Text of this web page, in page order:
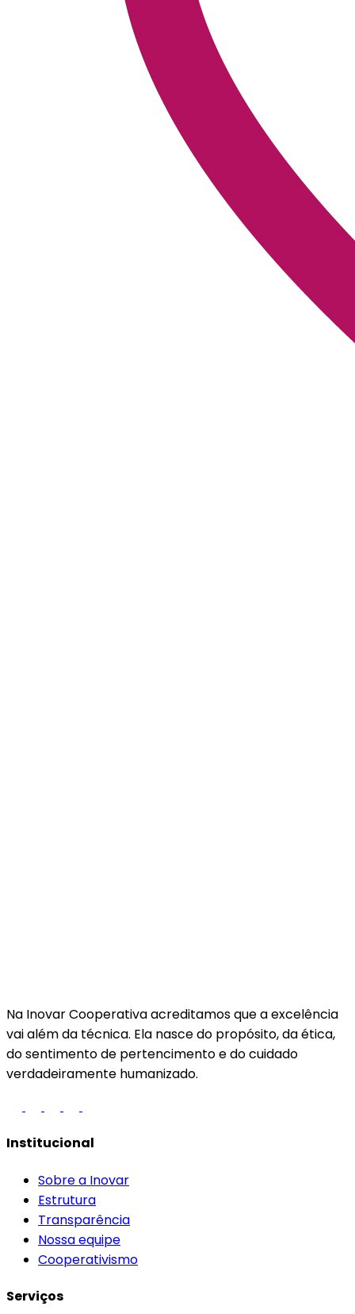
Na Inovar Cooperativa acreditamos que a excelência
vai além da técnica. Ela nasce do propósito, da ética,
do sentimento de pertencimento e do cuidado
verdadeiramente humanizado.
Institucional
Sobre a Inovar
Estrutura
Transparência
Nossa equipe
Cooperativismo
Serviços